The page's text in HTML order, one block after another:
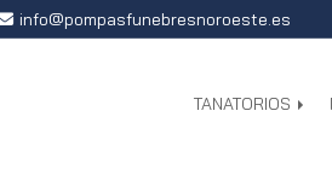
info pompasfunebresnoroeste.es
TANATORIOS